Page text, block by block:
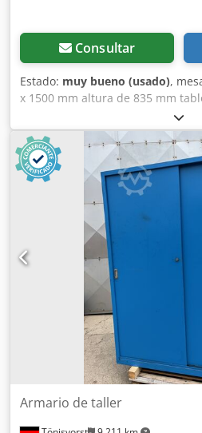
Consultar
Estado: muy bueno (usado),
x 1500 mm altura de 835 mm
contrachapada de 35 mm de
Armario de taller